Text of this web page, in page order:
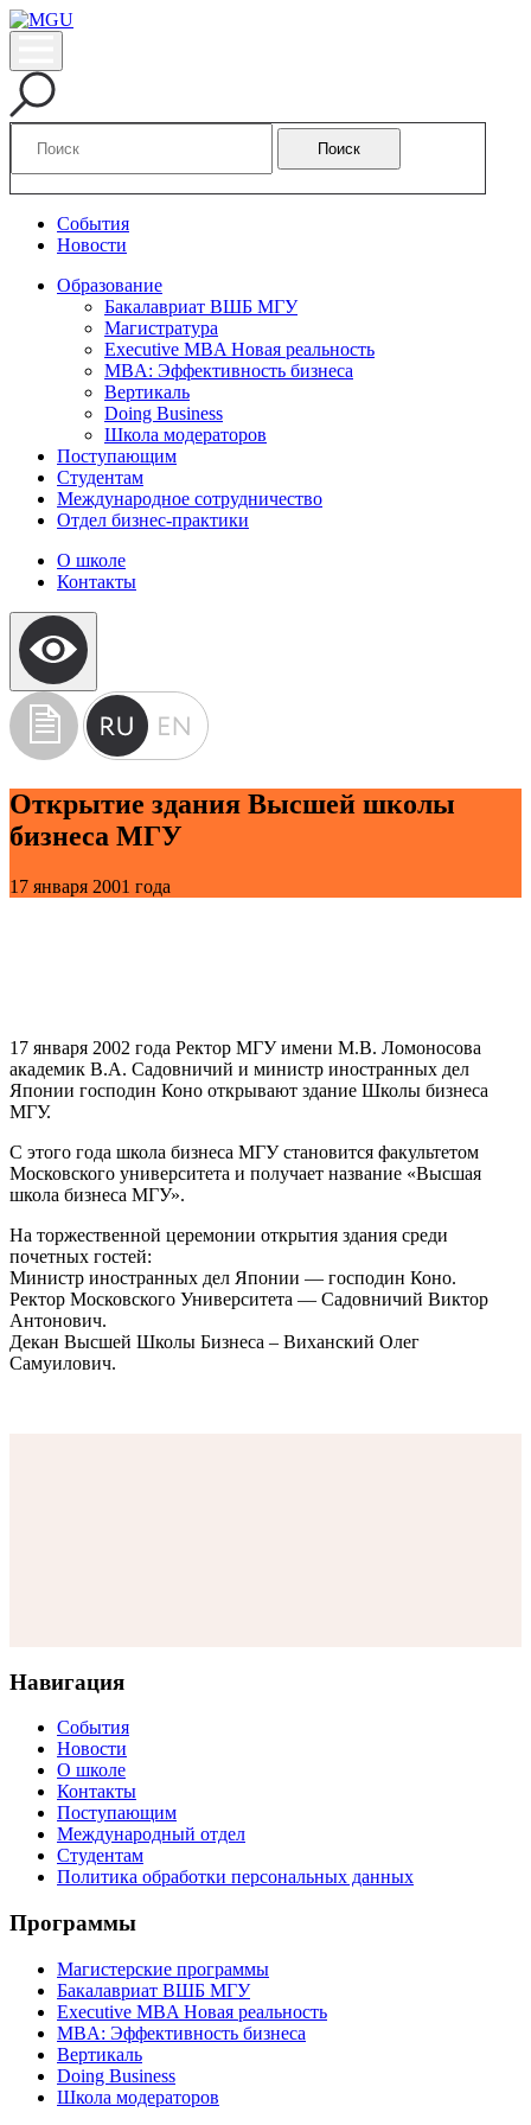
Поиск
События
Новости
Образование
Бакалавриат ВШБ МГУ
Магистратура
Executive MBA Новая реальность
MBA: Эффективность бизнеса
Вертикаль
Doing Business
Школа модераторов
Поступающим
Студентам
Международное сотрудничество
Отдел бизнес-практики
О школе
Контакты
Открытие здания Высшей школы
бизнеса МГУ
17 января 2001 года
17 января 2002 года Ректор МГУ имени М.В. Ломоносова
академик В.А. Садовничий и министр иностранных дел
Японии господин Коно открывают здание Школы бизнеса
МГУ.
С этого года школа бизнеса МГУ становится факультетом
Московского университета и получает название «Высшая
школа бизнеса МГУ».
На торжественной церемонии открытия здания среди
почетных гостей:
Министр иностранных дел Японии — господин Коно.
Ректор Московского Университета — Садовничий Виктор
Антонович.
Декан Высшей Школы Бизнеса – Виханский Олег
Самуилович.
Навигация
События
Новости
О школе
Контакты
Поступающим
Международный отдел
Студентам
Политика обработки персональных данных
Программы
Магистерские программы
Бакалавриат ВШБ МГУ
Executive MBA Новая реальность
MBA: Эффективность бизнеса
Вертикаль
Doing Business
Школа модераторов